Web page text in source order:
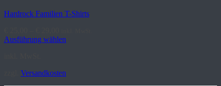
Hardrock Familien T-Shirts
Ausführung wählen
mehrereVersandkosten